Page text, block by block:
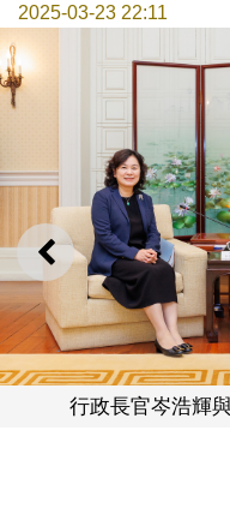
2025-03-23 22:11
上一則
部副部長華春瑩會面